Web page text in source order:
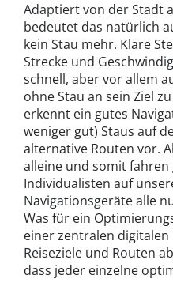
Adaptiert von der Stadt
bedeutet das natürlich
kein Stau mehr. Klare
Strecke und
schnell, aber vor allem
ohne Stau an sein Ziel
erkennt ein gutes
weniger gut) Staus auf
alternative Routen vor.
alleine und somit
Individualisten auf
Navigationsgeräte alle
Was für ein
einer zentralen digitalen
Reiseziele und Routen
dass jeder einzelne